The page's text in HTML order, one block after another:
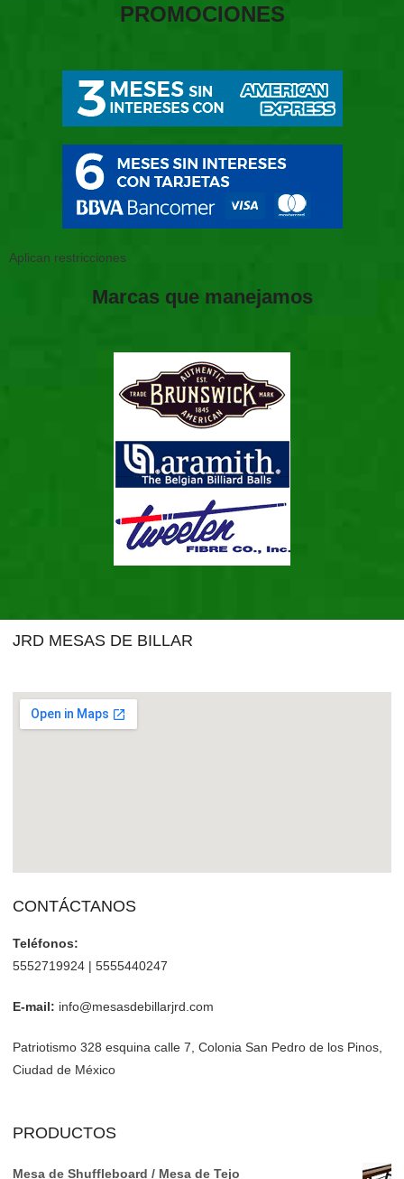
PROMOCIONES
Aplican restricciones
Marcas que manejamos
JRD MESAS DE BILLAR
CONTÁCTANOS
Teléfonos:
5552719924 | 5555440247
E-mail: info@mesasdebillarjrd.com
Patriotismo 328 esquina calle 7, Colonia San Pedro de los Pinos,
Ciudad de México
PRODUCTOS
Mesa de Shuffleboard / Mesa de Tejo